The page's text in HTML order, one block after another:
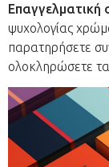
Επαγγελματική
ψυχολογίας
παρατηρήσετε
ολοκληρώσετε